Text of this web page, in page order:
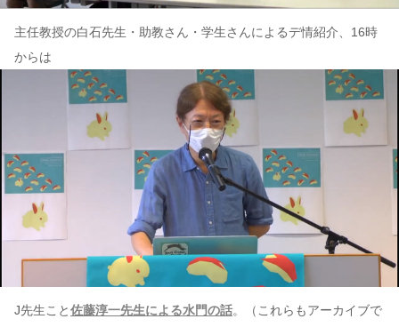
主任教授の白石先生・助教さん・学生さんによるデ情紹介、16時
からは
J先生こと佐藤淳一先生による水門の話。（これらもアーカイブで